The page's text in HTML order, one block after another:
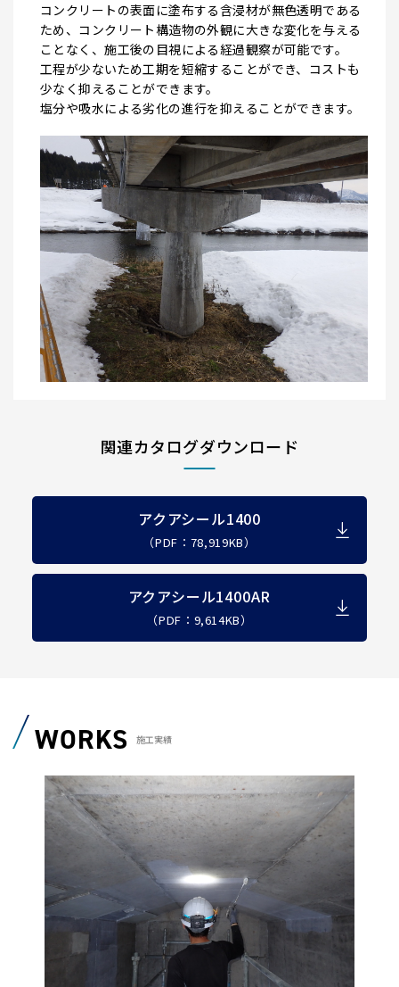
コンクリートの表面に塗布する含浸材が無色透明である
ため、コンクリート構造物の外観に大きな変化を与える
ことなく、施工後の目視による経過観察が可能です。
工程が少ないため工期を短縮することができ、コストも
少なく抑えることができます。
塩分や吸水による劣化の進行を抑えることができます。
関連カタログダウンロード
アクアシール1400
（PDF：78,919KB）
アクアシール1400AR
（PDF：9,614KB）
WORKS 施工実績